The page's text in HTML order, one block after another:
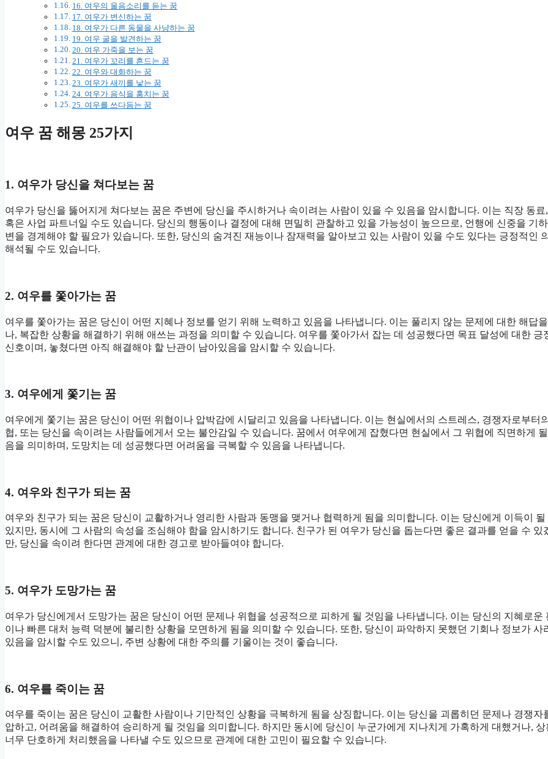
16. 여우의 울음소리를 듣는 꿈
17. 여우가 변신하는 꿈
18. 여우가 다른 동물을 사냥하는 꿈
19. 여우 굴을 발견하는 꿈
20. 여우 가죽을 보는 꿈
21. 여우가 꼬리를 흔드는 꿈
22. 여우와 대화하는 꿈
23. 여우가 새끼를 낳는 꿈
24. 여우가 음식을 훔치는 꿈
25. 여우를 쓰다듬는 꿈
여우 꿈 해몽 25가지
1. 여우가 당신을 쳐다보는 꿈
여우가 당신을 뚫어지게 쳐다보는 꿈은 주변에 당신을 주시하거나 속이려는 사람이 있을 수 있음을 암시합니다. 이는 직장 동료
혹은 사업 파트너일 수도 있습니다. 당신의 행동이나 결정에 대해 면밀히 관찰하고 있을 가능성이 높으므로, 언행에 신중을 기
변을 경계해야 할 필요가 있습니다. 또한, 당신의 숨겨진 재능이나 잠재력을 알아보고 있는 사람이 있을 수도 있다는 긍정적인
해석될 수도 있습니다.
2. 여우를 쫓아가는 꿈
여우를 쫓아가는 꿈은 당신이 어떤 지혜나 정보를 얻기 위해 노력하고 있음을 나타냅니다. 이는 풀리지 않는 문제에 대한 해답
나, 복잡한 상황을 해결하기 위해 애쓰는 과정을 의미할 수 있습니다. 여우를 쫓아가서 잡는 데 성공했다면 목표 달성에 대한 긍
신호이며, 놓쳤다면 아직 해결해야 할 난관이 남아있음을 암시할 수 있습니다.
3. 여우에게 쫓기는 꿈
여우에게 쫓기는 꿈은 당신이 어떤 위협이나 압박감에 시달리고 있음을 나타냅니다. 이는 현실에서의 스트레스, 경쟁자로부터
협, 또는 당신을 속이려는 사람들에게서 오는 불안감일 수 있습니다. 꿈에서 여우에게 잡혔다면 현실에서 그 위협에 직면하게
음을 의미하며, 도망치는 데 성공했다면 어려움을 극복할 수 있음을 나타냅니다.
4. 여우와 친구가 되는 꿈
여우와 친구가 되는 꿈은 당신이 교활하거나 영리한 사람과 동맹을 맺거나 협력하게 됨을 의미합니다. 이는 당신에게 이득이 될
있지만, 동시에 그 사람의 속성을 조심해야 함을 암시하기도 합니다. 친구가 된 여우가 당신을 돕는다면 좋은 결과를 얻을 수 있
만, 당신을 속이려 한다면 관계에 대한 경고로 받아들여야 합니다.
5. 여우가 도망가는 꿈
여우가 당신에게서 도망가는 꿈은 당신이 어떤 문제나 위협을 성공적으로 피하게 될 것임을 나타냅니다. 이는 당신의 지혜로운
이나 빠른 대처 능력 덕분에 불리한 상황을 모면하게 됨을 의미할 수 있습니다. 또한, 당신이 파악하지 못했던 기회나 정보가 사
있음을 암시할 수도 있으니, 주변 상황에 대한 주의를 기울이는 것이 좋습니다.
6. 여우를 죽이는 꿈
여우를 죽이는 꿈은 당신이 교활한 사람이나 기만적인 상황을 극복하게 됨을 상징합니다. 이는 당신을 괴롭히던 문제나 경쟁자
압하고, 어려움을 해결하여 승리하게 될 것임을 의미합니다. 하지만 동시에 당신이 누군가에게 지나치게 가혹하게 대했거나, 상
너무 단호하게 처리했음을 나타낼 수도 있으므로 관계에 대한 고민이 필요할 수 있습니다.